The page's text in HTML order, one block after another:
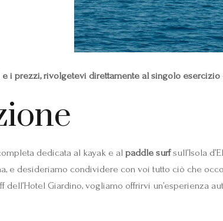
e i prezzi, rivolgetevi direttamente al singolo
dedicata al kayak e al paddle surfsull’Isola
e desideriamo condividere con voi tutto ciò che
dell’Hotel Giardino, vogliamo offrirvi